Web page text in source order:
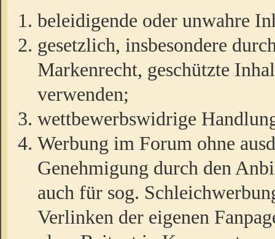
beleidigende oder unwahre
gesetzlich, insbesondere
Markenrecht, geschützte
verwenden;
wettbewerbswidrige
Werbung im Forum ohne
Genehmigung durch den
auch für sog.
Verlinken der eigenen